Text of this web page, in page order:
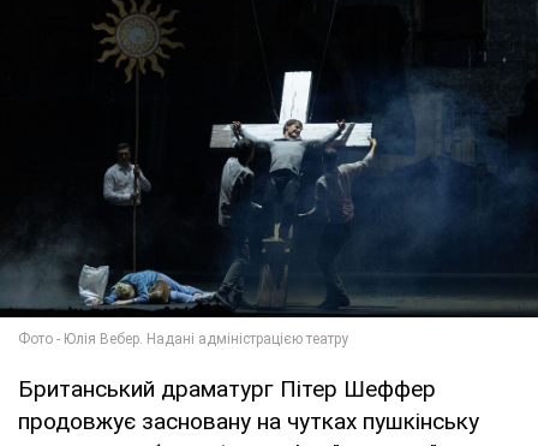
Британський драматург Пітер Шеффер
продовжує засновану на чутках пушкінську